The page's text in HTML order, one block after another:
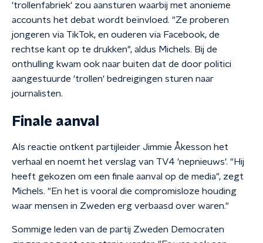
'trollenfabriek' zou aansturen waarbij met anonieme
accounts het debat wordt beïnvloed. "Ze proberen
jongeren via TikTok, en ouderen via Facebook, de
rechtse kant op te drukken", aldus Michels. Bij de
onthulling kwam ook naar buiten dat de door politici
aangestuurde 'trollen' bedreigingen sturen naar
journalisten.
Finale aanval
Als reactie ontkent partijleider Jimmie Åkesson het
verhaal en noemt het verslag van TV4 'nepnieuws'. "Hij
heeft gekozen om een finale aanval op de media", zegt
Michels. "En het is vooral die compromisloze houding
waar mensen in Zweden erg verbaasd over waren."
Sommige leden van de partij Zweden Democraten